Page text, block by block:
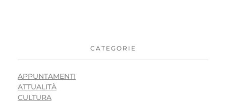
CATEGORIE
APPUNTAMENTI
ATTUALITÀ
CULTURA